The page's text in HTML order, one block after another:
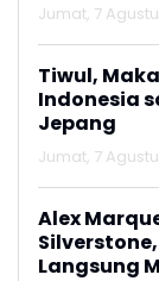
Jumat, 7
Tiwul,
Indonesia
Jepang
Jumat, 7
Alex
Langsung